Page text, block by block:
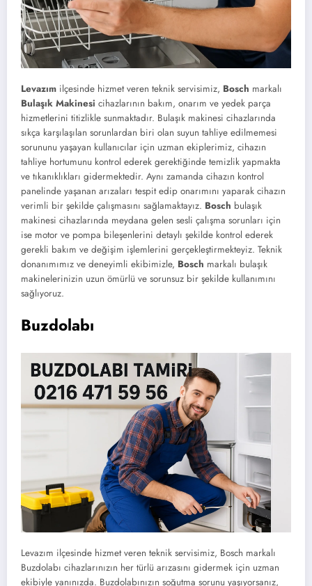
Levazım ilçesinde hizmet veren teknik servisimiz, Bosch markalı
Bulaşık Makinesi cihazlarının bakım, onarım ve yedek parça
hizmetlerini titizlikle sunmaktadır. Bulaşık makinesi cihazlarında
sıkça karşılaşılan sorunlardan biri olan suyun tahliye edilmemesi
sorununu yaşayan kullanıcılar için uzman ekiplerimiz, cihazın
tahliye hortumunu kontrol ederek gerektiğinde temizlik yapmakta
ve tıkanıklıkları gidermektedir. Aynı zamanda cihazın kontrol
panelinde yaşanan arızaları tespit edip onarımını yaparak cihazın
verimli bir şekilde çalışmasını sağlamaktayız. Bosch bulaşık
makinesi cihazlarında meydana gelen sesli çalışma sorunları için
ise motor ve pompa bileşenlerini detaylı şekilde kontrol ederek
gerekli bakım ve değişim işlemlerini gerçekleştirmekteyiz. Teknik
donanımımız ve deneyimli ekibimizle, Bosch markalı bulaşık
makinelerinizin uzun ömürlü ve sorunsuz bir şekilde kullanımını
sağlıyoruz.
Buzdolabı
Levazım ilçesinde hizmet veren teknik servisimiz, Bosch markalı
Buzdolabı cihazlarınızın her türlü arızasını gidermek için uzman
ekibiyle yanınızda. Buzdolabınızın soğutma sorunu yaşıyorsanız,